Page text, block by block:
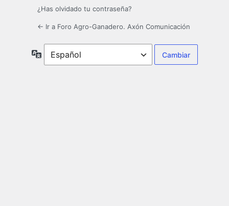
¿Has olvidado tu contraseña?
← Ir a Foro Agro-Ganadero. Axón Comunicación
Idioma